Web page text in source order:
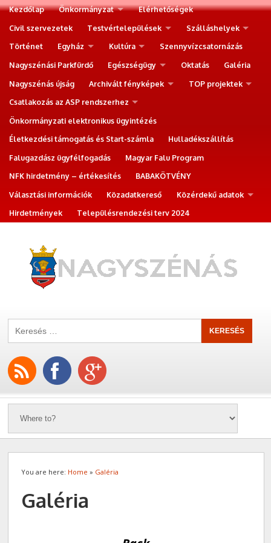
Kezdőlap Önkormányzat
Elérhetőségek
Civil szervezetek
Testvértelepülések
Szálláshelyek
Történet
Egyház Kultúra
Szennyvízcsatornázás
Nagyszénási Parkfürdő
Egészségügy Oktatás
Galéria
Nagyszénás újság
Archivált fényképek
TOP projektek
Csatlakozás az ASP rendszerhez
Önkormányzati elektronikus ügyintézés
Életkezdési támogatás és Start-számla
Hulladékszállítás
Falugazdász ügyfélfogadás
Magyar Falu Program
NFK hirdetmény – értékesítés
BABAKÖTVÉNY
Választási információk
Közadatkereső
Közérdekű adatok
Hirdetmények
Településrendezési terv 2024
You are here: Home » Galéria
Galéria